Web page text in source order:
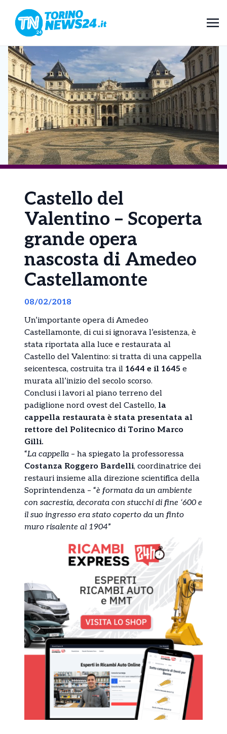
Castello del
Valentino – Scoperta
grande opera
nascosta di Amedeo
Castellamonte
08/02/2018
Un’importante opera di Amedeo
Castellamonte, di cui si ignorava l’esistenza, è
stata riportata alla luce e restaurata al
Castello del Valentino: si tratta di una cappella
seicentesca, costruita tra il 1644 e il 1645 e
murata all’inizio del secolo scorso.
Conclusi i lavori al piano terreno del
padiglione nord ovest del Castello, la
cappella restaurata è stata presentata al
rettore del Politecnico di Torino Marco
Gilli.
“La cappella – ha spiegato la professoressa
Costanza Roggero Bardelli, coordinatrice dei
restauri insieme alla direzione scientifica della
Soprintendenza – “è formata da un ambiente
con sacrestia, decorata con stucchi di fine ‘600 e
il suo ingresso era stato coperto da un finto
muro risalente al 1904”